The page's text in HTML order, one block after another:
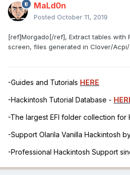
MaLd0n
Posted October 11, 2019
[ref]Morgado[/ref], Extract tables with
screen, files generated in Clover/
-Guides and Tutorials HERE
-Hackintosh Tutorial Database -
-The largest EFI folder collection for
-Support Olarila Vanilla Hackintosh
-Professional Hackintosh Support